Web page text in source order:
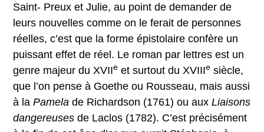
Saint- Preux et Julie, au point de demander de
leurs nouvelles comme on le ferait de personnes
réelles, c’est que la forme épistolaire confère un
puissant effet de réel. Le roman par lettres est un
genre majeur du XVIIe et surtout du XVIIIe siècle,
que l’on pense à Goethe ou Rousseau, mais aussi
à laPamela de Richardson (1761) ou auxLiaisons
dangereuses de Laclos (1782). C’est précisément